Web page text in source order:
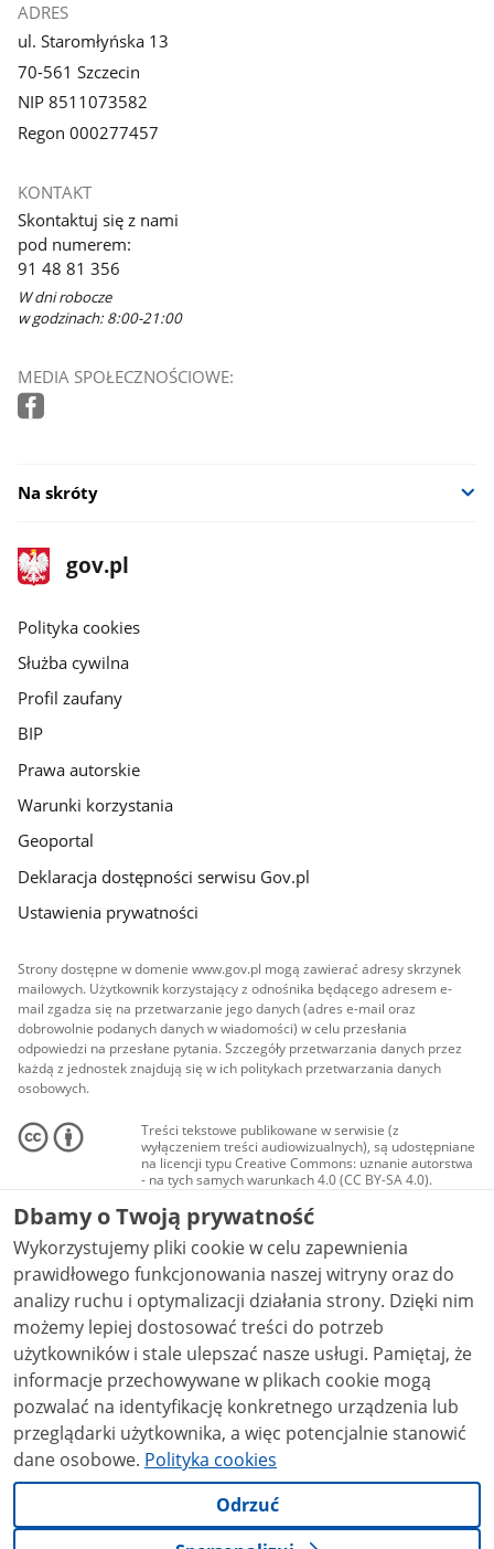
ADRES
ul. Staromłyńska 13
70-561 Szczecin
NIP 8511073582
Regon 000277457
KONTAKT
Skontaktuj się z nami
pod numerem:
91 48 81 356
W dni robocze
w godzinach: 8:00-21:00
MEDIA SPOŁECZNOŚCIOWE:
Na skróty
stopka
gov.pl
Strona
gov.pl
gov.pl
Polityka cookies
Służba cywilna
Profil zaufany
BIP
Prawa autorskie
Warunki korzystania
Geoportal
Deklaracja dostępności serwisu Gov.pl
Ustawienia prywatności
Strony dostępne w domenie www.gov.pl mogą zawierać adresy skrzynek
mailowych. Użytkownik korzystający z odnośnika będącego adresem e-
mail zgadza się na przetwarzanie jego danych (adres e-mail oraz
dobrowolnie podanych danych w wiadomości) w celu przesłania
odpowiedzi na przesłane pytania. Szczegóły przetwarzania danych przez
każdą z jednostek znajdują się w ich politykach przetwarzania danych
osobowych.
Treści tekstowe publikowane w serwisie (z
wyłączeniem treści audiowizualnych), są udostępniane
na licencji typu Creative Commons: uznanie autorstwa
- na tych samych warunkach 4.0 (CC BY-SA 4.0).
Materiały audiowizualne, w tym zdjęcia, materiały
audio i wideo, są udostępniane na licencji typu
Creative Commons: uznanie autorstwa użycie
niekomercyjne - bez utworów zależnych 4.0 (CC BY-
NC-ND 4.0), o ile nie jest to stwierdzone inaczej.
Dbamy o Twoją prywatność
Wykorzystujemy pliki cookie w celu zapewnienia
prawidłowego funkcjonowania naszej witryny oraz do
analizy ruchu i optymalizacji działania strony. Dzięki nim
możemy lepiej dostosować treści do potrzeb
użytkowników i stale ulepszać nasze usługi. Pamiętaj, że
informacje przechowywane w plikach cookie mogą
pozwalać na identyfikację konkretnego urządzenia lub
przeglądarki użytkownika, a więc potencjalnie stanowić
dane osobowe. Polityka cookies
Odrzuć